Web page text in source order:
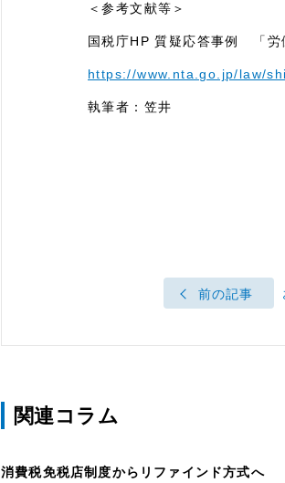
＜参考文献等＞
国税庁HP 質疑応答事例 「労
https://www.nta.go.jp/law/
執筆者：笠井
前の記事
関連コラム
消費税免税店制度からリファインド方式へ